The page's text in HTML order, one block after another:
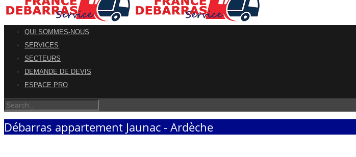
QUI SOMMES-NOUS
SERVICES
SECTEURS
DEMANDE DE DEVIS
ESPACE PRO
Débarras appartement Jaunac - Ardèche